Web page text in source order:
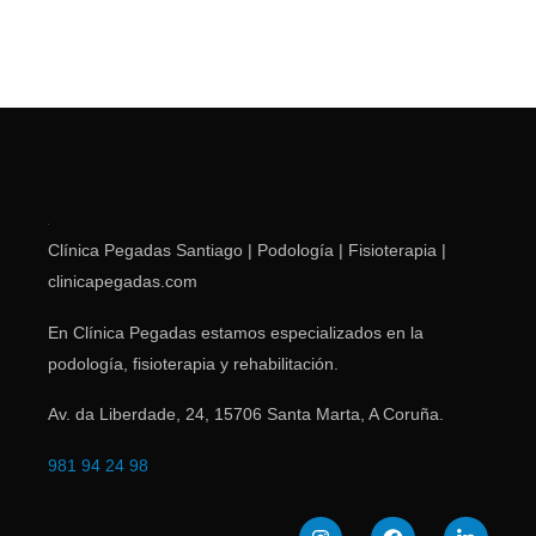
Clínica Pegadas Santiago | Podología | Fisioterapia |
clinicapegadas.com
En Clínica Pegadas estamos especializados en la
podología, fisioterapia y rehabilitación.
Av. da Liberdade, 24, 15706 Santa Marta, A Coruña.
981 94 24 98